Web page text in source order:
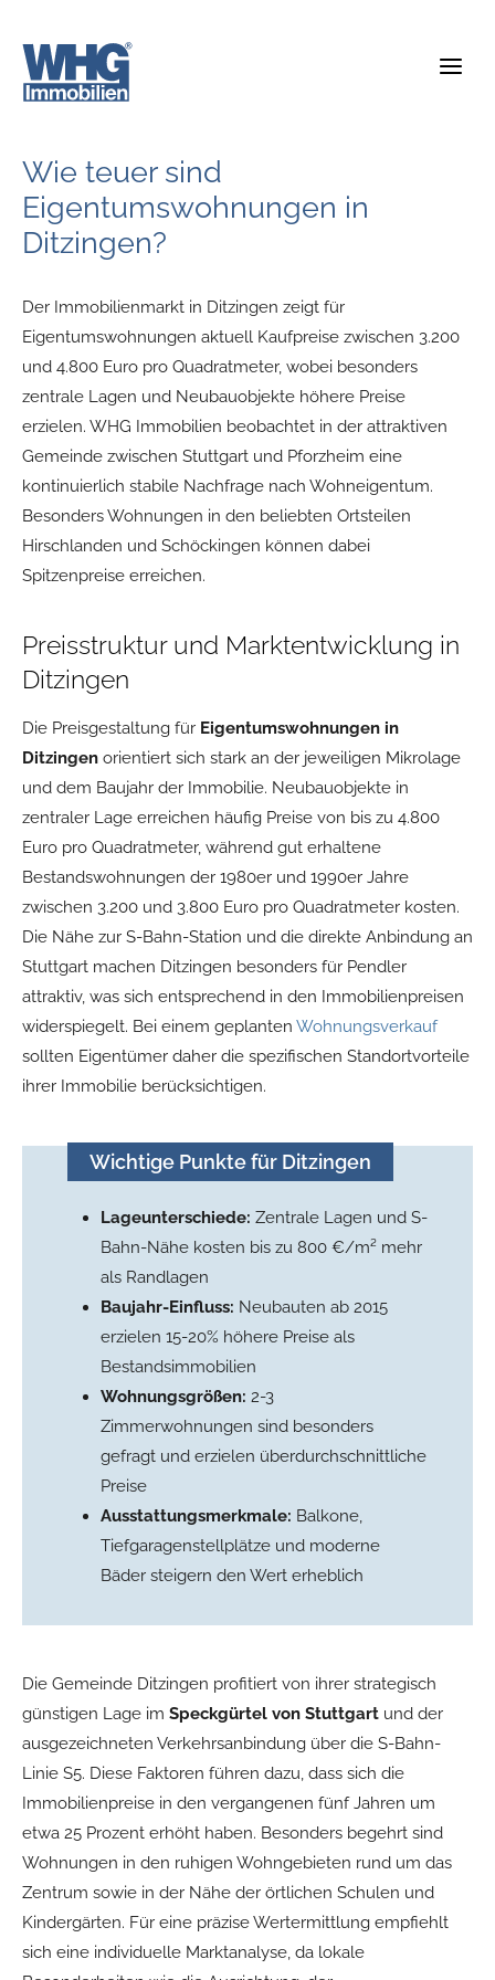
Inhalt
springen
Wie teuer sind
Eigentumswohnungen in
Ditzingen?
Der Immobilienmarkt in Ditzingen zeigt für
Eigentumswohnungen aktuell Kaufpreise zwischen 3.200
und 4.800 Euro pro Quadratmeter, wobei besonders
zentrale Lagen und Neubauobjekte höhere Preise
erzielen. WHG Immobilien beobachtet in der attraktiven
Gemeinde zwischen Stuttgart und Pforzheim eine
kontinuierlich stabile Nachfrage nach Wohneigentum.
Besonders Wohnungen in den beliebten Ortsteilen
Hirschlanden und Schöckingen können dabei
Spitzenpreise erreichen.
Preisstruktur und Marktentwicklung in
Ditzingen
Die Preisgestaltung für Eigentumswohnungen in
Ditzingen orientiert sich stark an der jeweiligen Mikrolage
und dem Baujahr der Immobilie. Neubauobjekte in
zentraler Lage erreichen häufig Preise von bis zu 4.800
Euro pro Quadratmeter, während gut erhaltene
Bestandswohnungen der 1980er und 1990er Jahre
zwischen 3.200 und 3.800 Euro pro Quadratmeter kosten.
Die Nähe zur S-Bahn-Station und die direkte Anbindung an
Stuttgart machen Ditzingen besonders für Pendler
attraktiv, was sich entsprechend in den Immobilienpreisen
widerspiegelt. Bei einem geplanten Wohnungsverkauf
sollten Eigentümer daher die spezifischen Standortvorteile
ihrer Immobilie berücksichtigen.
Wichtige Punkte für Ditzingen
Lageunterschiede: Zentrale Lagen und S-
Bahn-Nähe kosten bis zu 800 €/m² mehr
als Randlagen
Baujahr-Einfluss: Neubauten ab 2015
erzielen 15-20% höhere Preise als
Bestandsimmobilien
Wohnungsgrößen: 2-3
Zimmerwohnungen sind besonders
gefragt und erzielen überdurchschnittliche
Preise
Ausstattungsmerkmale: Balkone,
Tiefgaragenstellplätze und moderne
Bäder steigern den Wert erheblich
Die Gemeinde Ditzingen profitiert von ihrer strategisch
günstigen Lage im Speckgürtel von Stuttgart und der
ausgezeichneten Verkehrsanbindung über die S-Bahn-
Linie S5. Diese Faktoren führen dazu, dass sich die
Immobilienpreise in den vergangenen fünf Jahren um
etwa 25 Prozent erhöht haben. Besonders begehrt sind
Wohnungen in den ruhigen Wohngebieten rund um das
Zentrum sowie in der Nähe der örtlichen Schulen und
Kindergärten. Für eine präzise Wertermittlung empfiehlt
sich eine individuelle Marktanalyse, da lokale